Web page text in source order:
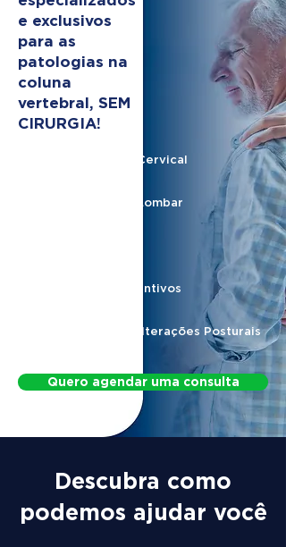
e exclusivos
para as
patologias na
coluna
vertebral, SEM
CIRURGIA!
Hérnia de Disco Cervical
Hérnia de Disco Lombar
Protocolos Preventivos
Protocolo para Alterações Posturais
Quero agendar uma consulta
Descubra como
podemos ajudar você